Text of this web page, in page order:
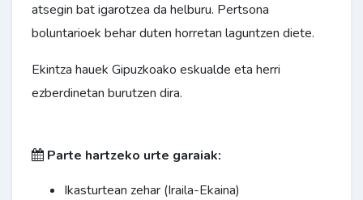
atsegin bat igarotzea da helburu. Pertsona
boluntarioek behar duten horretan laguntzen diete.
Ekintza hauek Gipuzkoako eskualde eta herri
ezberdinetan burutzen dira.
Parte hartzeko urte garaiak:
Ikasturtean zehar (Iraila-Ekaina)